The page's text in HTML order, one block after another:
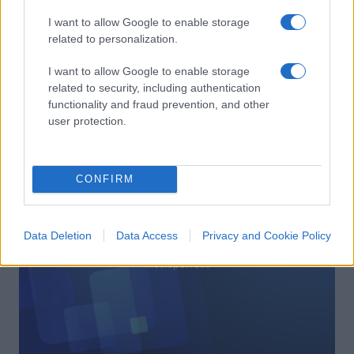
I want to allow Google to enable storage
related to personalization.
I want to allow Google to enable storage
related to security, including authentication
functionality and fraud prevention, and other
user protection.
CONFIRM
Data Deletion Data Access Privacy and Cookie Policy
Come funziona il rigassificatore (e
perché va fatto proprio a Piombino)
diGiuseppe De Lorenzo
28 Agosto 2022, 12:43
nicolaporro.it